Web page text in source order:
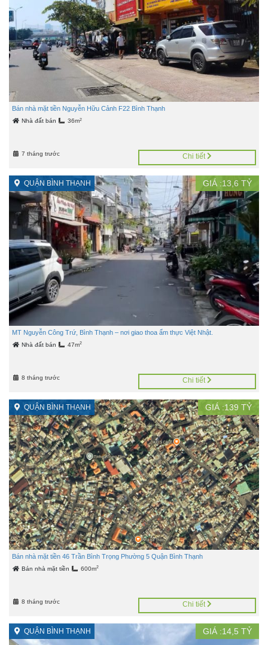
Bán nhà mặt tiền Nguyễn Hữu Cảnh F22 Bình Thạnh
Nhà đất bán 36m2
7 tháng trước Chi tiết
QUẬN BÌNH THẠNH GIÁ :13,6 TỶ
MT Nguyễn Công Trứ, Bình Thạnh – nơi giao thoa ẩm thực Việt Nhật.
Nhà đất bán 47m2
8 tháng trước Chi tiết
QUẬN BÌNH THẠNH GIÁ :139 TỶ
Bán nhà mặt tiền 46 Trần Bình Trọng Phường 5 Quận Bình Thạnh
Bán nhà mặt tiền 600m2
8 tháng trước Chi tiết
QUẬN BÌNH THẠNH GIÁ :14,5 TỶ